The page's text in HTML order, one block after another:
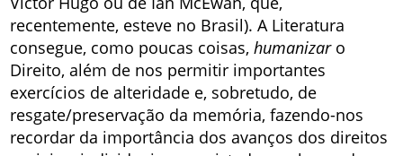
recentemente, esteve no Brasil). A Literatura
consegue, como poucas coisas,humanizaro
Direito, além de nos permitir importantes
exercícios de alteridade e, sobretudo, de
resgate/preservação da memória, fazendo-nos
recordar da importância dos avanços dos direitos